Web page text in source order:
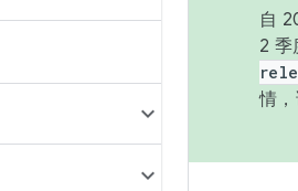
自
2 季
情